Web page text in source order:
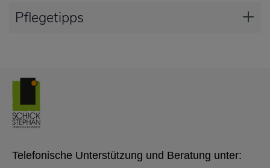
Pflegetipps
Telefonische Unterstützung und Beratung unter: